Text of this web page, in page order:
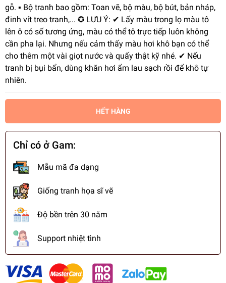
gỗ. ▪️ Bộ tranh bao gồm: Toan vẽ, bộ màu, bộ bút, bản nháp,
đinh vít treo tranh,... ✪ LƯU Ý: ✔ Lấy màu trong lọ màu tô
lên ô có số tương ứng, màu có thể tô trực tiếp luôn không
cần pha lại. Nhưng nếu cảm thấy màu hơi khô bạn có thể
cho thêm một vài giọt nước và quấy thật kỹ nhé. ✔ Nếu
tranh bị bụi bẩn, dùng khăn hơi ẩm lau sạch rồi để khô tự
nhiên.
HẾT HÀNG
Chỉ có ở Gam:
Mẫu mã đa dạng
Giống tranh họa sĩ vẽ
Độ bền trên 30 năm
Support nhiệt tình